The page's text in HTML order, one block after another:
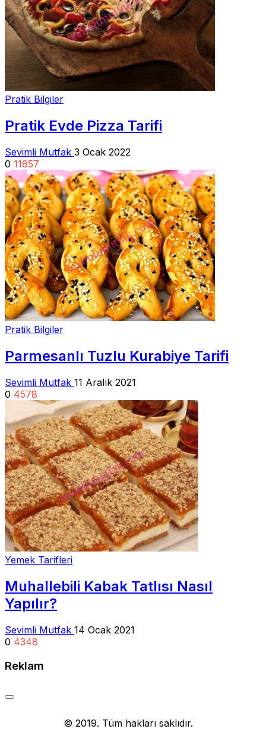
Pratik Bilgiler
Pratik Evde Pizza Tarifi
Sevimli Mutfak 3 Ocak 2022
0 11857
Pratik Bilgiler
Parmesanlı Tuzlu Kurabiye Tarifi
Sevimli Mutfak 11 Aralık 2021
0 4578
Yemek Tarifleri
Muhallebili Kabak Tatlısı Nasıl
Yapılır?
Sevimli Mutfak 14 Ocak 2021
0 4348
Reklam
© 2019. Tüm hakları saklıdır.